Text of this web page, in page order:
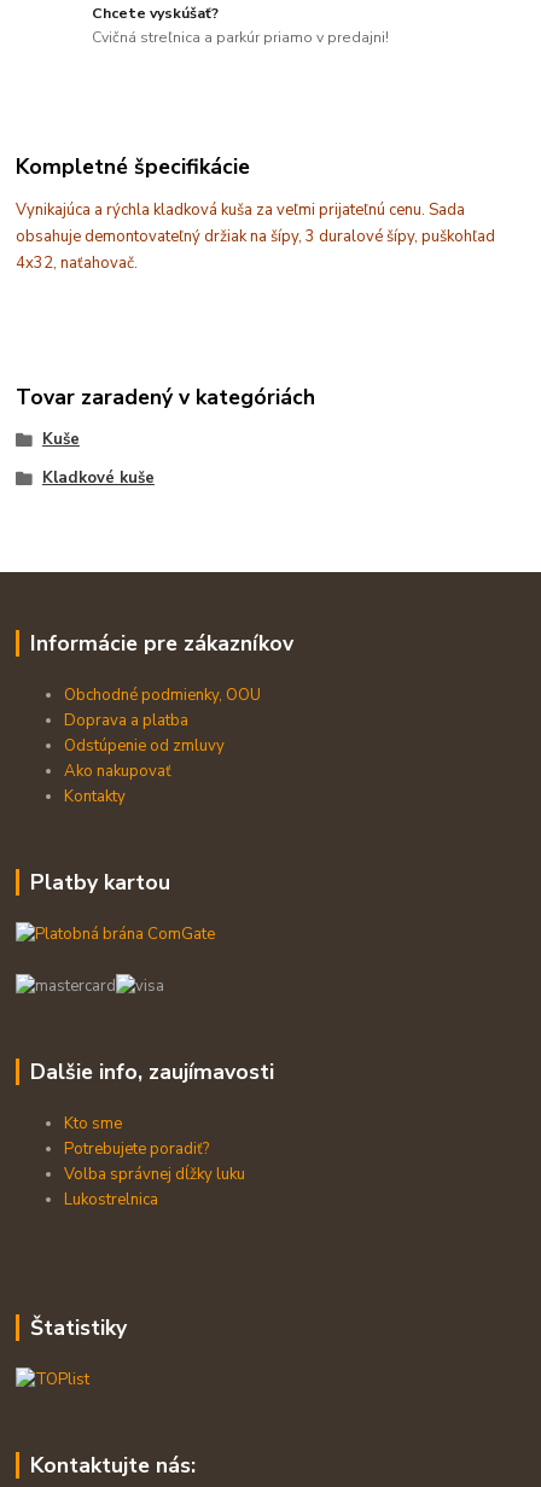
Chcete vyskúšať?
Cvičná streľnica a parkúr priamo v predajni!
Kompletné špecifikácie
Vynikajúca a rýchla kladková kuša za veľmi prijateľnú cenu. Sada
obsahuje demontovateľný držiak na šípy, 3 duralové šípy, puškohľad
4x32, naťahovač.
Tovar zaradený v kategóriách
Kuše
Kladkové kuše
Informácie pre zákazníkov
Obchodné podmienky, OOU
Doprava a platba
Odstúpenie od zmluvy
Ako nakupovať
Kontakty
Platby kartou
Dalšie info, zaujímavosti
Kto sme
Potrebujete poradiť?
Volba správnej dĺžky luku
Lukostrelnica
Štatistiky
Kontaktujte nás: